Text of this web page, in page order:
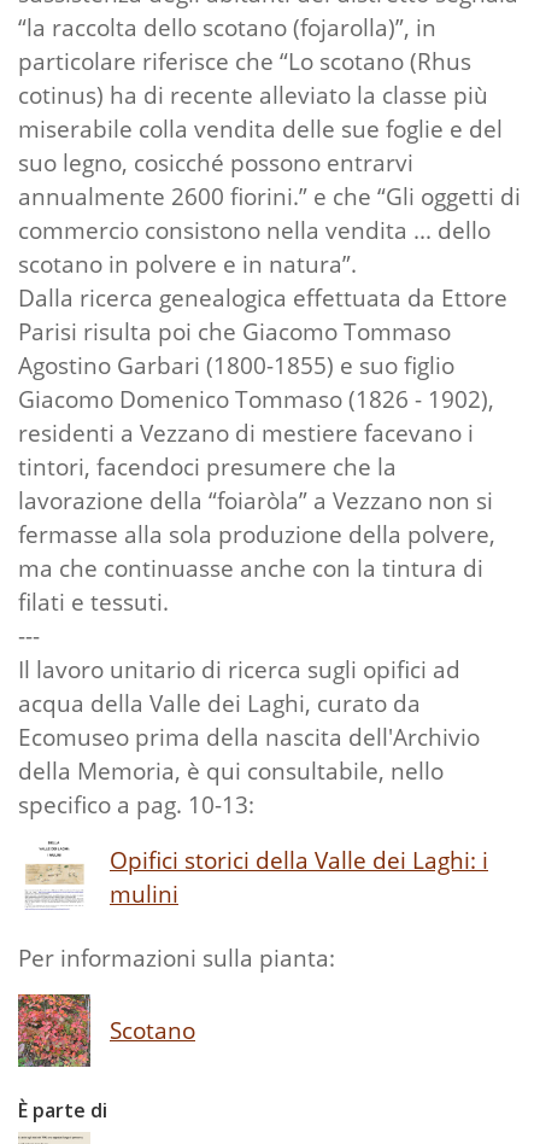
“la raccolta dello scotano (fojarolla)”, in
particolare riferisce che “Lo scotano (Rhus
cotinus) ha di recente alleviato la classe più
miserabile colla vendita delle sue foglie e del
suo legno, cosicché possono entrarvi
annualmente 2600 fiorini.” e che “Gli oggetti di
commercio consistono nella vendita ... dello
scotano in polvere e in natura”.
Dalla ricerca genealogica effettuata da Ettore
Parisi risulta poi che Giacomo Tommaso
Agostino Garbari (1800-1855) e suo figlio
Giacomo Domenico Tommaso (1826 - 1902),
residenti a Vezzano di mestiere facevano i
tintori, facendoci presumere che la
lavorazione della “foiaròla” a Vezzano non si
fermasse alla sola produzione della polvere,
ma che continuasse anche con la tintura di
filati e tessuti.
---
Il lavoro unitario di ricerca sugli opifici ad
acqua della Valle dei Laghi, curato da
Ecomuseo prima della nascita dell'Archivio
della Memoria, è qui consultabile, nello
specifico a pag. 10-13:
Opifici storici della Valle dei Laghi: i
mulini
Per informazioni sulla pianta:
Scotano
È parte di